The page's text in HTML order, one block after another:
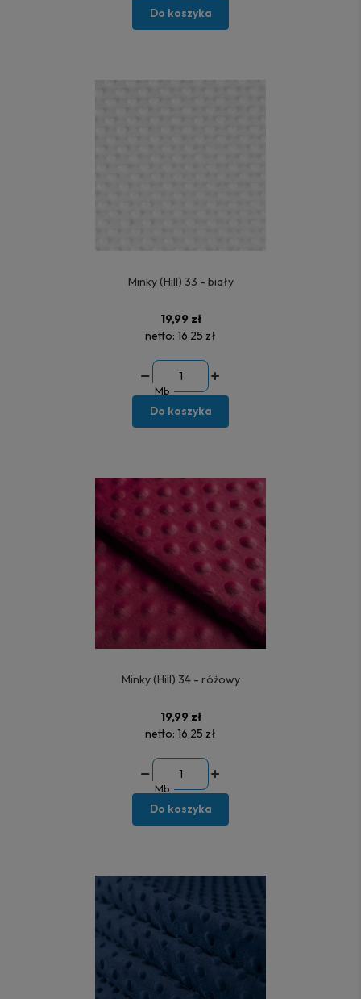
Do koszyka
Minky (Hill) 33 - biały
19,99 zł
netto: 16,25 zł
Mb
Do koszyka
Minky (Hill) 34 - różowy
19,99 zł
netto: 16,25 zł
Mb
Do koszyka